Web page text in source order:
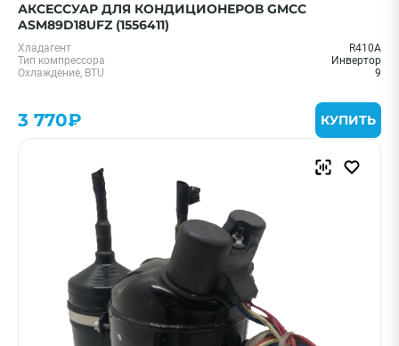
АКСЕССУАР ДЛЯ КОНДИЦИОНЕРОВ GMCC
ASM89D18UFZ (1556411)
Хладагент
R410A
Тип компрессора
Инвертор
Охлаждение, BTU
9
3 770₽ КУПИТЬ